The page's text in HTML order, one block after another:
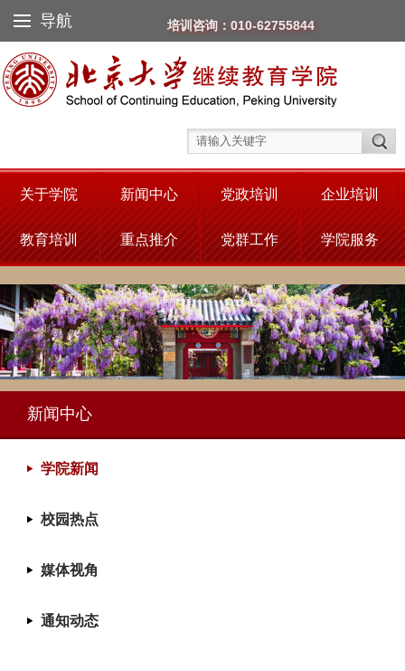
导航 培训咨询：010-62755844
关于学院 新闻中心 党政培训 企业培训
教育培训 重点推介 党群工作 学院服务
新闻中心
学院新闻
校园热点
媒体视角
通知动态